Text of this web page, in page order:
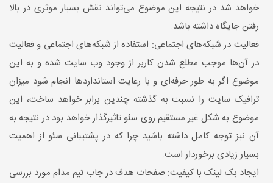
خواهد شد در نتیجه این موضوع می‌تواند نقش بسیار موثری در بالا
رفتن جایگاه داشته باشد.
فعالیت در شبکه‌های اجتماعی: استفاده از شبکه‌های اجتماعی و فعالیت
در آن‌ها موجب مطلع شدن کاربر از وجود وب سایت شده و به این
موضوع اگر به طور حرفه‌ای و با رعایت استانداردها انجام شود میزان
ترافیک سایت را نسبت به گذشته چندین برابر خواهد ساخت، این
موضوع به شکل غیر مستقیم روی سئو تاثیرگذار خواهد بود در نتیجه به
آن نیز توجه کامل داشته باشید چرا که در پشتیبانی سئو از اهمیت
بسیار زیادی برخوردار است.
ایجاد بک لینک با کیفیت: صفحات هدف در جاب تیم مدام مورد بررسی